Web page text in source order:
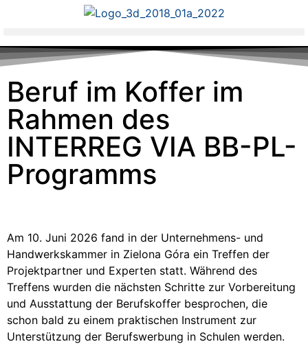
Beruf im Koffer im
Rahmen des
INTERREG VIA BB-PL-
Programms
Am 10. Juni 2026 fand in der Unternehmens- und
Handwerkskammer in Zielona Góra ein Treffen der
Projektpartner und Experten statt. Während des
Treffens wurden die nächsten Schritte zur Vorbereitung
und Ausstattung der Berufskoffer besprochen, die
schon bald zu einem praktischen Instrument zur
Unterstützung der Berufswerbung in Schulen werden.